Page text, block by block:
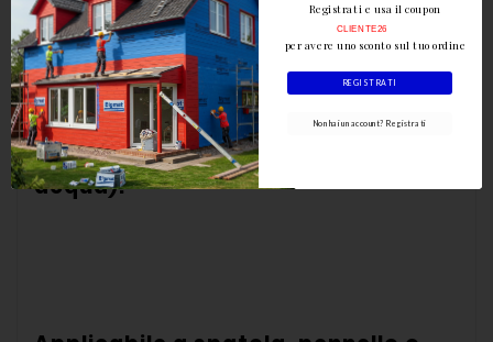
Ottima lavorabilità e prestazioni
certificate (con solo 5,4-5,8 litri di
acqua).
REGISTRATI
Non hai un account? Registrati
Registrati e usa il coupon
per avere uno sconto sul tuo ordine
CLIENTE26